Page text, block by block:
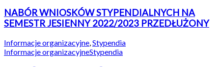
NABÓR WNIOSKÓW STYPENDIALNYCH NA
SEMESTR JESIENNY 2022/2023 PRZEDŁUŻONY
Informacje organizacyjne Stypendia
Informacje organizacyjneStypendia